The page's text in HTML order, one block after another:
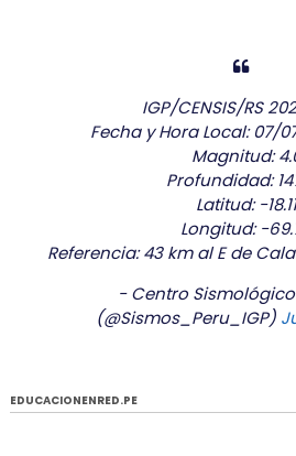
IGP/CENSIS/RS
Fecha y Hora Local: 07/
Magnitud:
Profundidad:
Latitud: -18.11
Longitud: -
Referencia: 43 km al E de
- Centro
(@Sismos_Peru_IGP)
EDUCACIONENRED.PE